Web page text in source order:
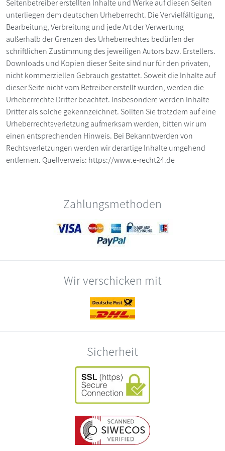
Seitenbetreiber erstellten Inhalte und Werke auf diesen Seiten
unterliegen dem deutschen Urheberrecht. Die Vervielfältigung,
Bearbeitung, Verbreitung und jede Art der Verwertung
außerhalb der Grenzen des Urheberrechtes bedürfen der
schriftlichen Zustimmung des jeweiligen Autors bzw. Erstellers.
Downloads und Kopien dieser Seite sind nur für den privaten,
nicht kommerziellen Gebrauch gestattet. Soweit die Inhalte auf
dieser Seite nicht vom Betreiber erstellt wurden, werden die
Urheberrechte Dritter beachtet. Insbesondere werden Inhalte
Dritter als solche gekennzeichnet. Sollten Sie trotzdem auf eine
Urheberrechtsverletzung aufmerksam werden, bitten wir um
einen entsprechenden Hinweis. Bei Bekanntwerden von
Rechtsverletzungen werden wir derartige Inhalte umgehend
entfernen. Quellverweis: https://www.e-recht24.de
Zahlungsmethoden
Wir verschicken mit
Sicherheit